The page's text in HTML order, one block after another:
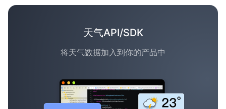
天气API/SDK
将天气数据加入到你的产品中